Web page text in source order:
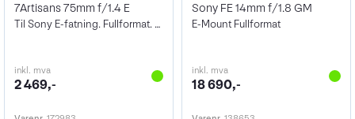
7Artisans 75mm f/1.4 E
Til Sony E-fatning. Fullformat. Sort
inkl. mva
2 469,-
Sony FE 14mm f/1.8 GM
E-Mount Fullformat
inkl. mva
18 690,-